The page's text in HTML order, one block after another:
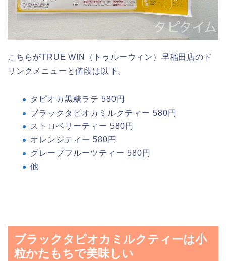
こちらがTRUE WIN（トゥルーウィン）早稲田店のド
リンクメニューと値段は以下。
タピオカ黒糖ラテ 580円
ブラックタピオカミルクティー 580円
ストロベリーティー 580円
オレンジティー 580円
グレープフルーツティー 580円
他
ブラックタピオカミルクティーは小
粒かたもちで美味しい